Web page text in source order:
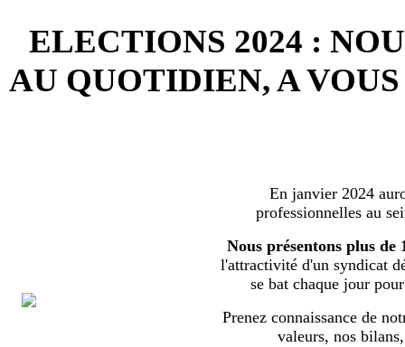
ELECTIONS 2024 :
AU QUOTIDIEN, A
En janvier 2024
professionnelles au
Nous présentons plus de
l'attractivité d'un syndicat
se bat chaque jour
Prenez connaissance de
valeurs, nos